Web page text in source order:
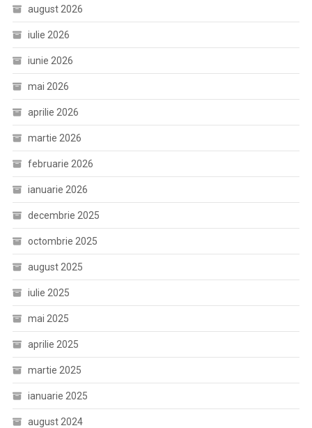
august 2026
iulie 2026
iunie 2026
mai 2026
aprilie 2026
martie 2026
februarie 2026
ianuarie 2026
decembrie 2025
octombrie 2025
august 2025
iulie 2025
mai 2025
aprilie 2025
martie 2025
ianuarie 2025
august 2024